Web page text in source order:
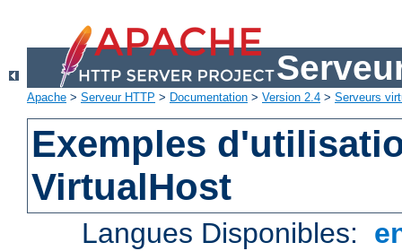
Apache > Serveur HTTP > Documentation > Version 2.4 > Serveurs
Exemples
VirtualHost
Langues Disponibles: